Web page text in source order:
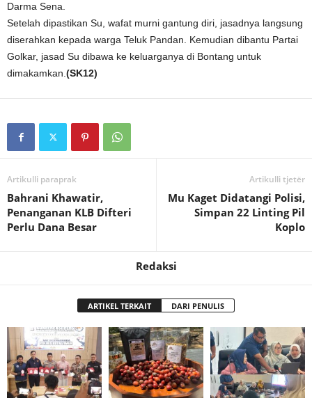
Darma Sena.
Setelah dipastikan Su, wafat murni gantung diri, jasadnya langsung
diserahkan kepada warga Teluk Pandan. Kemudian dibantu Partai
Golkar, jasad Su dibawa ke keluarganya di Bontang untuk
dimakamkan. (SK12)
Artikulli paraprak
Bahrani Khawatir,
Penanganan KLB Difteri
Perlu Dana Besar
Artikulli tjetër
Mu Kaget Didatangi Polisi,
Simpan 22 Linting Pil
Koplo
Redaksi
ARTIKEL TERKAIT DARI PENULIS